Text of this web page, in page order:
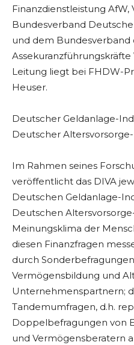
Finanzdienstleistung AfW,
Bundesverband
und dem Bundesverband
Assekuranzführungskräfte
Leitung liegt bei FHDW-
Heuser.
Deutscher Geldanlage-
Deutscher Altersvorsorge-
Im Rahmen seines
veröffentlicht das DIVA
Deutschen Geldanlage-
Deutschen
Meinungsklima der
diesen Finanzfragen
durch
Vermögensbildung und
Unternehmenspartnern;
Tandemumfragen, d.h.
Doppelbefragungen von
und Vermögensberatern